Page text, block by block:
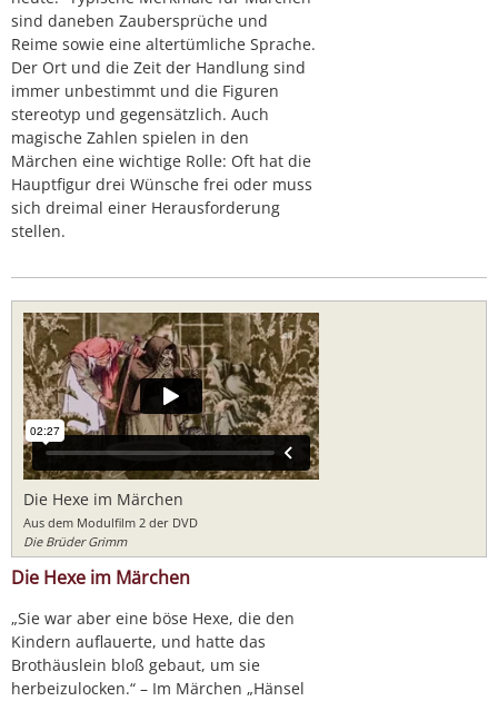
sind daneben Zaubersprüche und
Reime sowie eine altertümliche Sprache.
Der Ort und die Zeit der Handlung sind
immer unbestimmt und die Figuren
stereotyp und gegensätzlich. Auch
magische Zahlen spielen in den
Märchen eine wichtige Rolle: Oft hat die
Hauptfigur drei Wünsche frei oder muss
sich dreimal einer Herausforderung
stellen.
Die Hexe im Märchen
Aus dem Modulfilm 2 der DVD
Die Brüder Grimm
Die Hexe im Märchen
„Sie war aber eine böse Hexe, die den
Kindern auflauerte, und hatte das
Brothäuslein bloß gebaut, um sie
herbeizulocken.“ – Im Märchen „Hänsel